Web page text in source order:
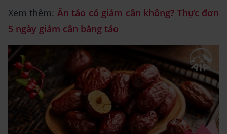
Xem thêm: Ăn táo có giảm cân không? Thực đơn
5 ngày giảm cân bằng táo